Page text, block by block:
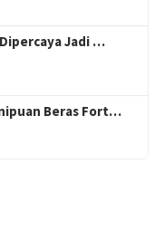
Jadi …
Beras Fort…